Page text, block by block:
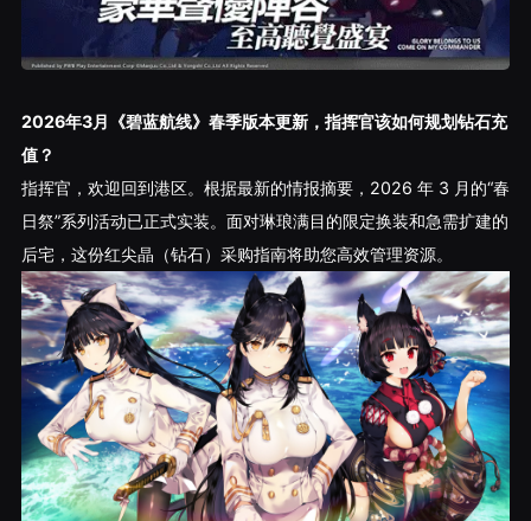
2026年3月《碧蓝航线》春季版本更新，指挥官该如何规划钻石充
值？
指挥官，欢迎回到港区。根据最新的情报摘要，2026 年 3 月的“春
日祭”系列活动已正式实装。面对琳琅满目的限定换装和急需扩建的
后宅，这份红尖晶（钻石）采购指南将助您高效管理资源。